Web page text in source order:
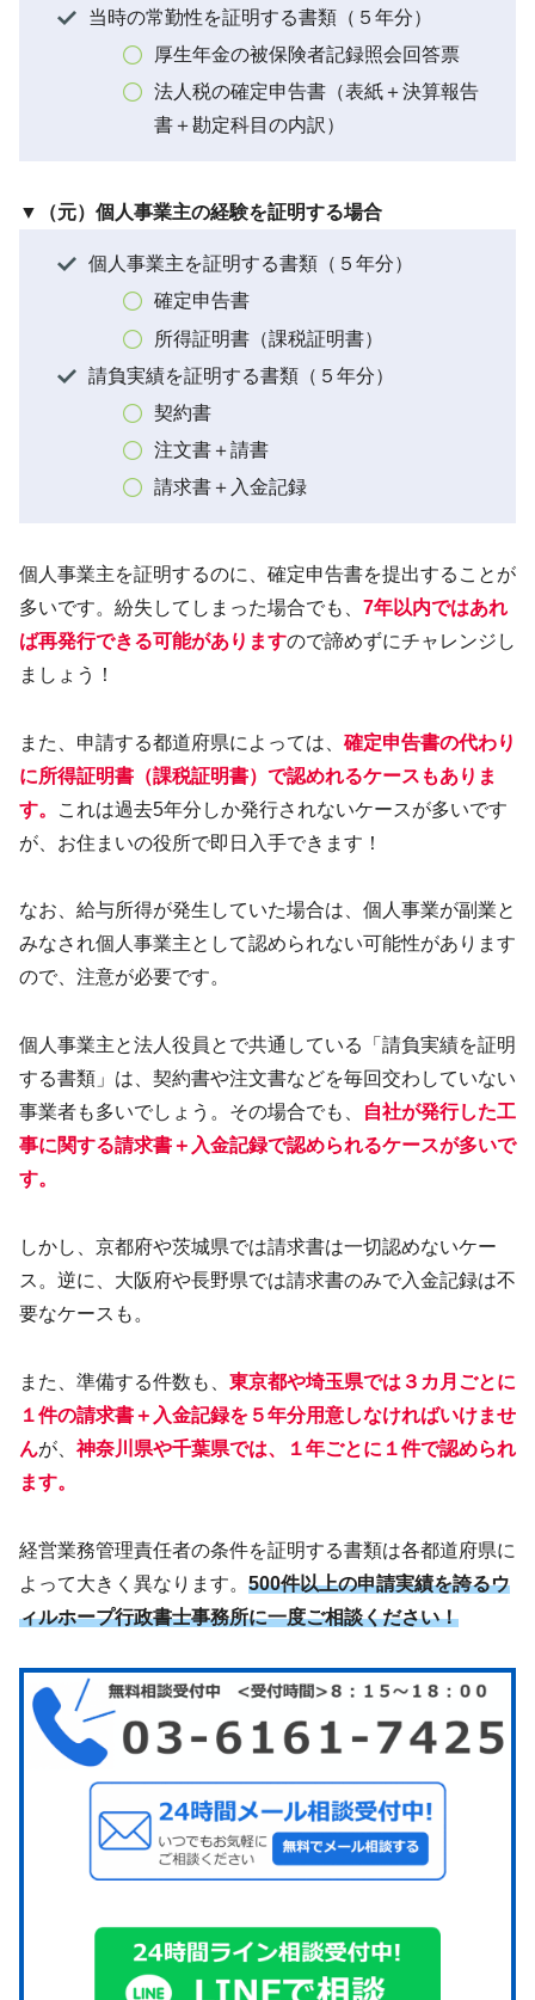
当時の常勤性を証明する書類（５年分）
厚生年金の被保険者記録照会回答票
法人税の確定申告書（表紙＋決算報告
書＋勘定科目の内訳）
▼（元）個人事業主の経験を証明する場合
個人事業主を証明する書類（５年分）
確定申告書
所得証明書（課税証明書）
請負実績を証明する書類（５年分）
契約書
注文書＋請書
請求書＋入金記録
個人事業主を証明するのに、確定申告書を提出することが
多いです。紛失してしまった場合でも、 7年以内ではあれ
ば再発行できる可能がありますので諦めずにチャレンジし
ましょう！
また、申請する都道府県によっては、 確定申告書の代わり
に所得証明書（課税証明書）で認めれるケースもありま
す。
これは過去5年分しか発行されないケースが多いです
が、お住まいの役所で即日入手できます！
なお、給与所得が発生していた場合は、個人事業が副業と
みなされ個人事業主として認められない可能性があります
ので、注意が必要です。
個人事業主と法人役員とで共通している「請負実績を証明
する書類」は、契約書や注文書などを毎回交わしていない
事業者も多いでしょう。その場合でも、
自社が発行した工
事に関する請求書＋入金記録で認められるケースが多いで
す。
しかし、京都府や茨城県では請求書は一切認めないケー
ス。逆に、大阪府や長野県では請求書のみで入金記録は不
要なケースも。
また、準備する件数も、 東京都や埼玉県では３カ月ごとに
１件の請求書＋入金記録を５年分用意しなければいけませ
んが、神奈川県や千葉県では、１年ごとに１件で認められ
ます。
経営業務管理責任者の条件を証明する書類は各都道府県に
よって大きく異なります。 500件以上の申請実績を誇るウ
ィルホープ行政書士事務所に一度ご相談ください！